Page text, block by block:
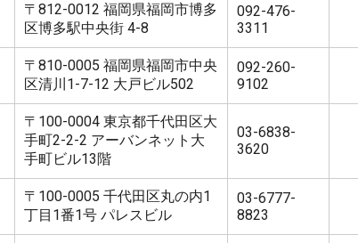
〒812-0012 福岡県福岡市博多
区博多駅中央街 4-8
092-476-
3311
〒810-0005 福岡県福岡市中央
区清川1-7-12 大戸ビル502
092-260-
9102
〒100-0004 東京都千代田区大
手町2-2-2 アーバンネット大
手町ビル13階
03-6838-
3620
〒100-0005 千代田区丸の内1
丁目1番1号 パレスビル
03-6777-
8823